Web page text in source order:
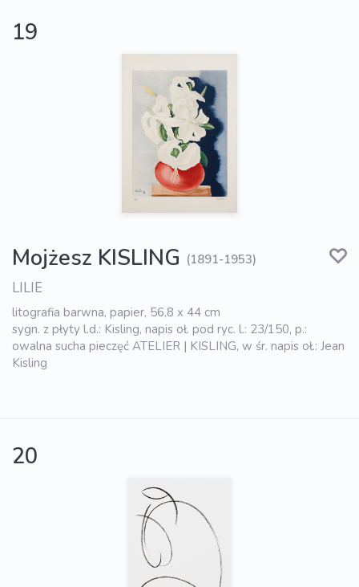
19
Mojżesz KISLING (1891-1953)
LILIE
litografia barwna, papier, 56,8 x 44 cm
sygn. z płyty l.d.: Kisling, napis oł. pod ryc. l.: 23/150, p.:
owalna sucha pieczęć ATELIER | KISLING, w śr. napis oł.: Jean
Kisling
20